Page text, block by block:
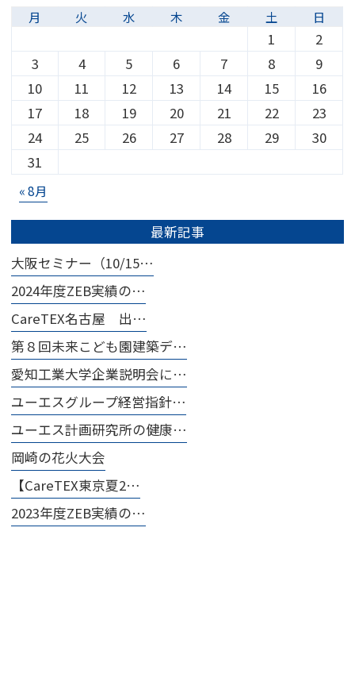
月 火 水 木 金 土 日
« 8月
1
2
3
4 5 6 7 8
9
10
11 12 13 14 15
16
17
18 19 20 21 22
23
24
25 26 27 28 29
30
31
最新記事
大阪セミナー（10/15…
2024年度ZEB実績の…
CareTEX名古屋 出…
第８回未来こども園建築デ…
愛知工業大学企業説明会に…
ユーエスグループ経営指針…
ユーエス計画研究所の健康…
岡崎の花火大会
【CareTEX東京夏2…
2023年度ZEB実績の…